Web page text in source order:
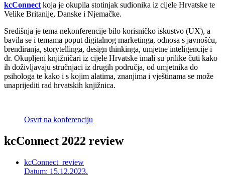
kcConnect koja je okupila stotinjak sudionika iz cijele Hrvatske te
Velike Britanije, Danske i Njemačke.
Središnja je tema nekonferencije bilo korisničko iskustvo (UX), a
bavila se i temama poput digitalnog marketinga, odnosa s javnošću,
brendiranja, storytellinga, design thinkinga, umjetne inteligencije i
dr. Okupljeni knjižničari iz cijele Hrvatske imali su prilike čuti kako
ih doživljavaju stručnjaci iz drugih područja, od umjetnika do
psihologa te kako i s kojim alatima, znanjima i vještinama se može
unaprijediti rad hrvatskih knjižnica.
Osvrt na konferenciju
kcConnect 2022 review
kcConnect_review
Datum: 15.12.2023.